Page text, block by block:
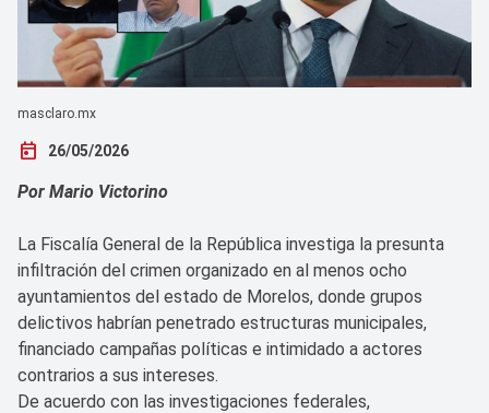
masclaro.mx
today 26/05/2026
Por Mario Victorino
La Fiscalía General de la República investiga la presunta
infiltración del crimen organizado en al menos ocho
ayuntamientos del estado de Morelos, donde grupos
delictivos habrían penetrado estructuras municipales,
financiado campañas políticas e intimidado a actores
contrarios a sus intereses.
De acuerdo con las investigaciones federales,